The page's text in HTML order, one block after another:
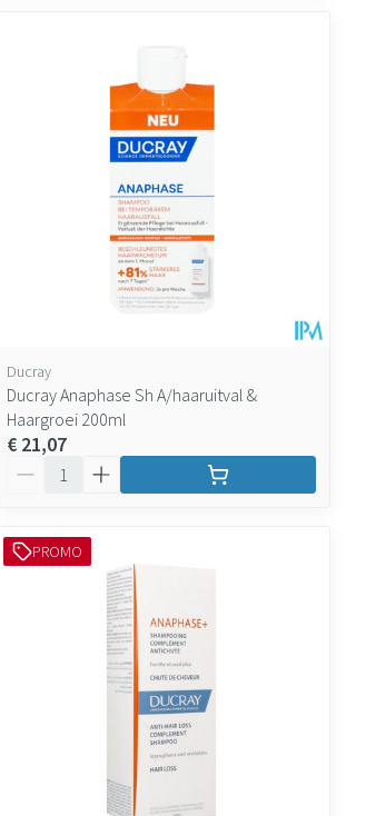
Ducray
Ducray Anaphase Sh A/haaruitval &
Haargroei 200ml
€ 21,07
PROMO